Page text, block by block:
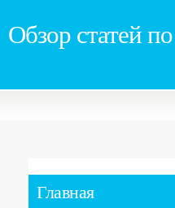
Обзор статей
Главная